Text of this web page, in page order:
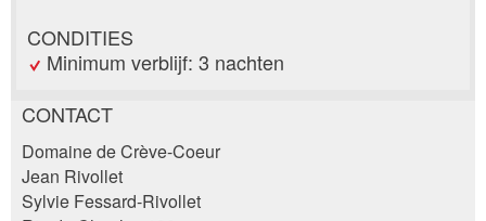
CONDITIES
Minimum verblijf: 3 nachten
Post afkeuren
Uw feedback wordt zeer gewaardeerd!
Beveel deze advertentie aan bij vrienden.
CONTACT
Domaine de Crève-Coeur
Jean Rivollet
Sylvie Fessard-Rivollet